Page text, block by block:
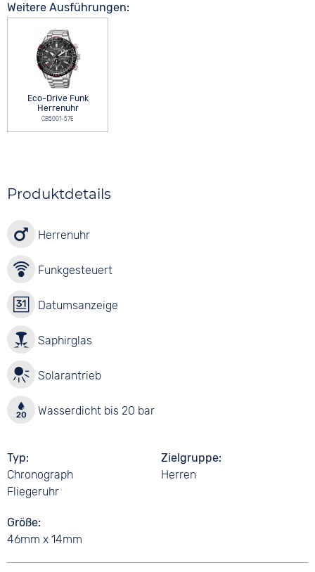
Weitere Ausführungen:
Eco-Drive Funk
Herrenuhr
CB5001-57E
Produktdetails
Herrenuhr
Funkgesteuert
Datumsanzeige
Saphirglas
Solarantrieb
Wasserdicht bis 20 bar
Typ
Chronograph
Fliegeruhr
Zielgruppe
Herren
Größe
46mm x 14mm